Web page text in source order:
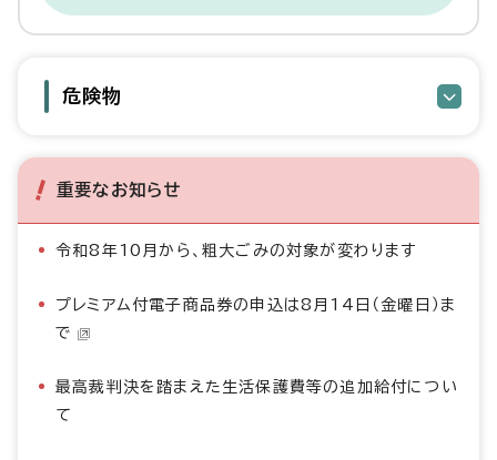
危険物
重要なお知らせ
令和8年10月から、粗大ごみの対象が変わります
プレミアム付電子商品券の申込は8月14日（金曜日）ま
で
最高裁判決を踏まえた生活保護費等の追加給付につい
て